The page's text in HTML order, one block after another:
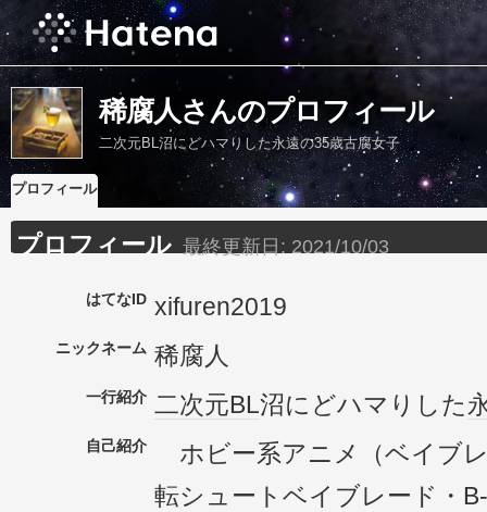
稀腐人さんのプロフィール
二次元BL沼にどハマりした永遠の35歳古腐女子
プロフィール
プロフィール 最終更新日: 2021/10/03
はてなID xifuren2019
ニックネーム 稀腐人
一行紹介 二次元BL沼にどハマりした
自己紹介
ホビー系アニメ（ベイブ
転シュートベイブレード・